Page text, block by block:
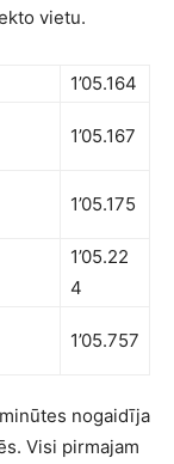
vietu.
1’05.164
1’05.167
1’05.175
1’05.22
4
1’05.757
nogaidīja
Visi pirmajam